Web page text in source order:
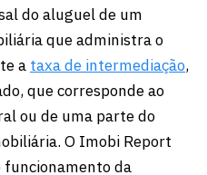
do aluguel de um
que administra o
a taxa de intermediação,
que corresponde ao
ou de uma parte do
O Imobi Report
funcionamento da